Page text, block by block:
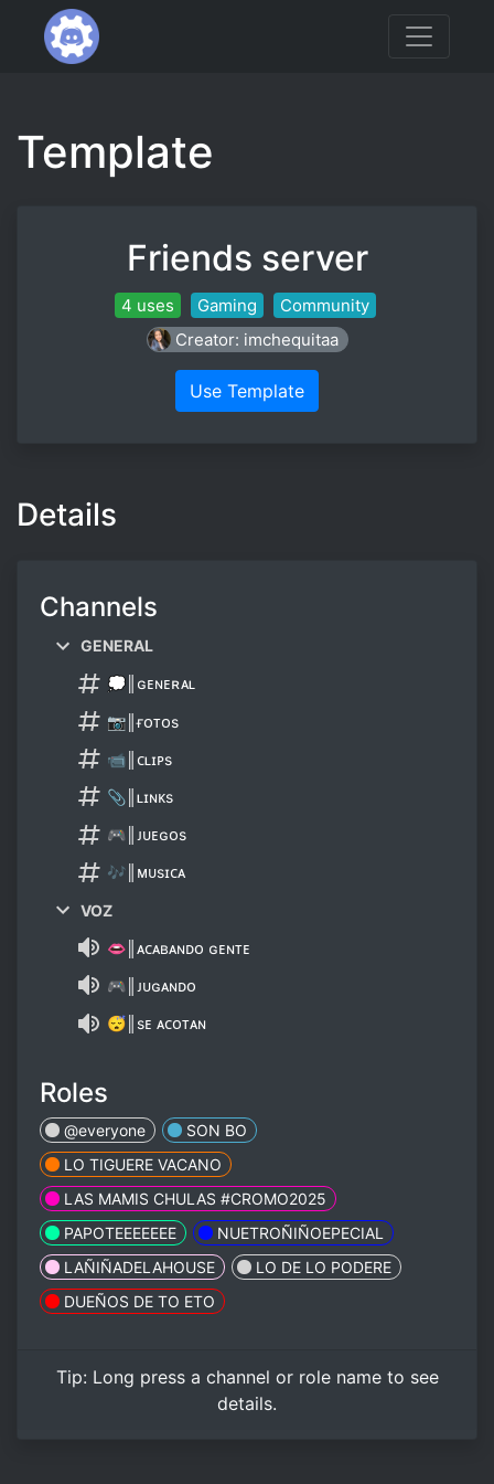
Template
Friends server
4 uses Gaming
Community
Creator: imchequitaa
Use Template
Details
Channels
GENERAL
💭║ɢᴇɴᴇʀᴀʟ
📷║ғᴏᴛᴏs
📹║ᴄʟɪᴘs
📎║ʟɪɴᴋs
🎮║ᴊᴜᴇɢᴏs
🎶║ᴍᴜsɪᴄᴀ
VOZ
👄║ᴀᴄᴀʙᴀɴᴅᴏ ɢᴇɴᴛᴇ
🎮║ᴊᴜɢᴀɴᴅᴏ
😴║sᴇ ᴀᴄᴏᴛᴀɴ
Roles
@everyone
SON BO
LO TIGUERE VACANO
LAS MAMIS CHULAS #CROMO2025
PAPOTEEEEEEE
NUETROÑIÑOEPECIAL
LAÑIÑADELAHOUSE
LO DE LO PODERE
DUEÑOS DE TO ETO
Tip: Long pressa channel or role name to see
details.